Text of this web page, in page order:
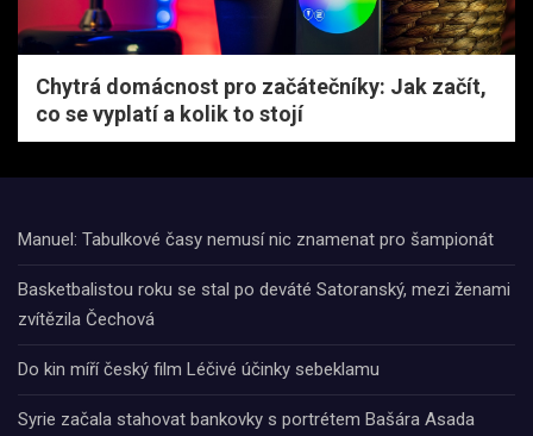
Chytrá domácnost pro začátečníky: Jak začít,
co se vyplatí a kolik to stojí
Manuel: Tabulkové časy nemusí nic znamenat pro šampionát
Basketbalistou roku se stal po deváté Satoranský, mezi ženami
zvítězila Čechová
Do kin míří český film Léčivé účinky sebeklamu
Syrie začala stahovat bankovky s portrétem Bašára Asada